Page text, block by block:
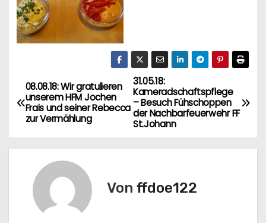
B
e
31.05.18:
Kameradschaftspflege
– Besuch Fühschoppen
der Nachbarfeuerwehr FF
St.Johann
08.08.18: Wir gratulieren
unserem HFM Jochen
Frais und seiner Rebecca
zur Vermählung
Von ffdoe122